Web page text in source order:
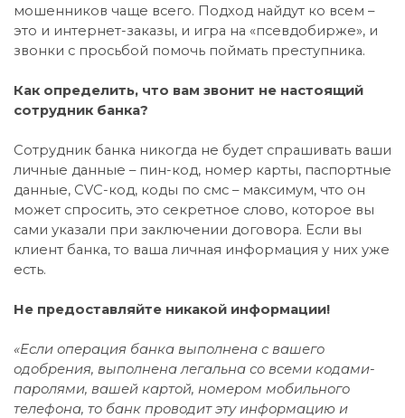
мошенников чаще всего. Подход найдут ко всем –
это и интернет-заказы, и игра на «псевдобирже», и
звонки с просьбой помочь поймать преступника.
Как определить, что вам звонит не настоящий
сотрудник банка?
Сотрудник банка никогда не будет спрашивать ваши
личные данные – пин-код, номер карты, паспортные
данные, CVC-код, коды по смс – максимум, что он
может спросить, это секретное слово, которое вы
сами указали при заключении договора. Если вы
клиент банка, то ваша личная информация у них уже
есть.
Не предоставляйте никакой информации!
«Если операция банка выполнена с вашего
одобрения, выполнена легальна со всеми кодами-
паролями, вашей картой, номером мобильного
телефона, то банк проводит эту информацию и